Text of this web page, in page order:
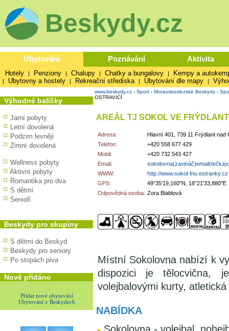
Beskydy.cz
Ubytování Poznávání Aktivita
Hotely | Penziony | Chalupy | Chatky a bungalovy | Kempy a
| Ubytovny a hostely | Rekreační střediska | Ubytování dle mapy |
Výhodné balíčky
Jarní pobyty
Letní dovolená
Podzim levněji
Zimní dovolená
Wellness pobyty
Aktivní pobyty
Romantika pro dva
S dětmi
Senioři
Beskydy pro skupiny
S dětmi do Beskyd
Beskydy pro seniory
Po stopách piva
Nově přidáno
Přidat nové ubytování
Ubytování v Beskydech
www.beskydy.cz - Sport - Moravskoslezské Beskydy -
OSTRAVICÍ
AREÁL TJ SOKOL VE
Adresa:
Hlavní 401, 739 11 Frýdlant nad
Telefon:
+420 558 677 429
Mobil:
+420 732 543 427
Email:
WWW:
http://www.sokol-fno.estranky.cz
GPS:
49°35'19,160"N, 18°21'33,880"E
Odpovědná osoba: Zora Blablová
Místní Sokolovna nabízí k
dispozici je tělocvična,
volejbalovými kurty,
NABÍDKA